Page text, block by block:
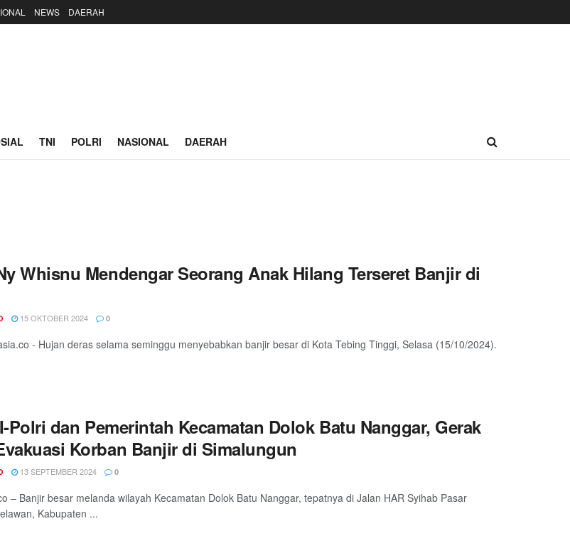
NEWS DAERAH
TNI POLRI NASIONAL DAERAH
Whisnu Mendengar Seorang Anak Hilang Terseret Banjir di
15 OKTOBER 2024 0
- Hujan deras selama seminggu menyebabkan banjir besar di Kota Tebing Tinggi, Selasa (15/10/2024).
Polri dan Pemerintah Kecamatan Dolok Batu Nanggar, Gerak
Korban Banjir di Simalungun
13 SEPTEMBER 2024 0
– Banjir besar melanda wilayah Kecamatan Dolok Batu Nanggar, tepatnya di Jalan HAR Syihab Pasar
Kabupaten ...